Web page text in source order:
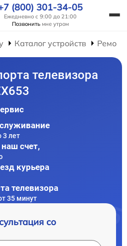
(800) 301-34-05
Ежедневно с 9:00 до 21:00
Позвонить мне утром
Каталог устройств Ремонт
телевизора
3 лет
счет,
курьера
телевизора
35 минут
со